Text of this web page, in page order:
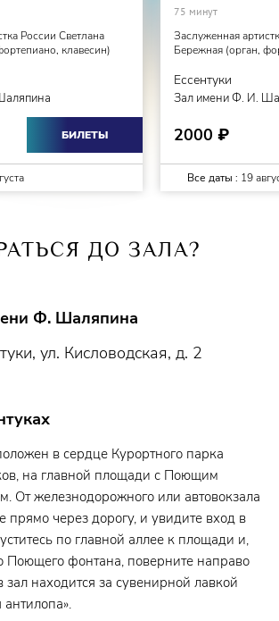
России Светлана
клавесин)
БИЛЕТЫ
75 минут
Заслуженная
Бережная (орган,
Ессентуки
Зал имени Ф. И.
2000 ₽
Все даты : 19
ДО ЗАЛА?
Ф. Шаляпина
ул. Кисловодская, д. 2
в сердце Курортного парка
на главной площади с Поющим
От железнодорожного или автовокзала
прямо через дорогу, и увидите вход в
по главной аллее к площади и,
Поющего фонтана, поверните направо
находится за сувенирной лавкой
антилопа».